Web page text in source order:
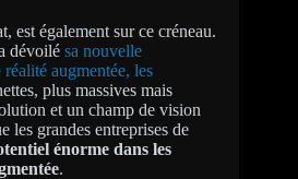
est également sur ce créneau.
dévoilé sa nouvelle
augmentée, les
plus massives mais
et un champ de vision
les grandes entreprises de
énorme dans les
.